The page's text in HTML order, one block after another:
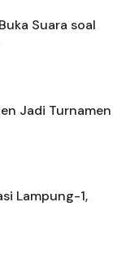
Suara soal
Jadi Turnamen
Lampung-1,